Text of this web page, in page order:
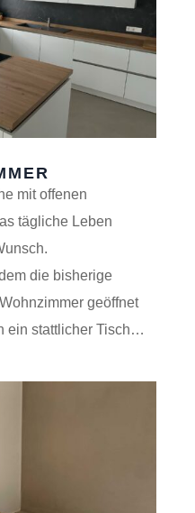
mit offenen
tägliche Leben
die bisherige
geöffnet
ein stattlicher Tisch…